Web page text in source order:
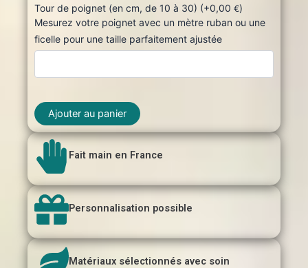
Tour de poignet (en cm, de 10 à 30) (+0,00 €)
Mesurez votre poignet avec un mètre ruban ou une
ficelle pour une taille parfaitement ajustée
"
Protection
intuition"
Ajouter au panier
Fait main en France
Personnalisation possible
Matériaux sélectionnés avec soin